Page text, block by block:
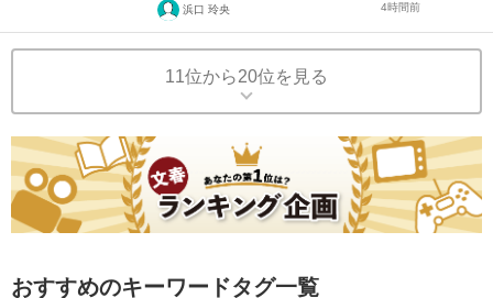
浜口 玲央 4時間前
11位から20位を見る
おすすめのキーワードタグ一覧